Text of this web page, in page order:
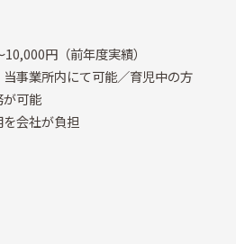
円（前年度実績）
事業所内にて可能／育児中の方
が可能
会社が負担